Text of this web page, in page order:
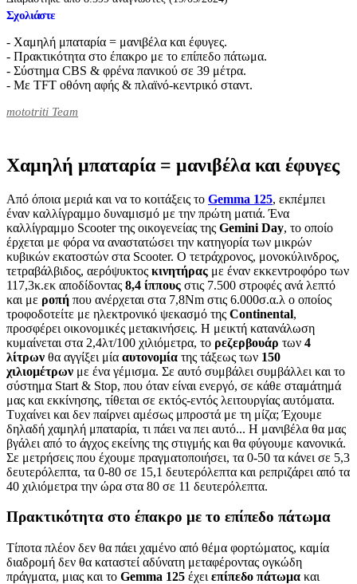
Σχολιάστε
- Χαμηλή μπαταρία = μανιβέλα και έφυγες.
- Πρακτικότητα στο έπακρο με το επίπεδο πάτωμα.
- Σύστημα CBS & φρένα πανικού σε 39 μέτρα.
- Με TFT οθόνη αφής & πλαϊνό-κεντρικό σταντ.
mototriti Team
Χαμηλή μπαταρία = μανιβέλα και έφυγες
Από όποια μεριά και να το κοιτάξεις το Gemma 125, εκπέμπει
έναν καλλίγραμμο δυναμισμό με την πρώτη ματιά. Ένα
καλλίγραμμο Scooter της οικογενείας της Gemini Day, το οποίο
έρχεται με φόρα να αναστατώσει την κατηγορία των μικρών
κυβικών εκατοστών στα Scooter. Ο τετράχρονος, μονοκύλινδρος,
τετραβάλβιδος, αερόψυκτος κινητήρας με έναν εκκεντροφόρο των
117,3κ.εκ αποδίδοντας 8,4 ίππους στις 7.500 στροφές ανά λεπτό
και με ροπή που ανέρχεται στα 7,8Nm στις 6.000σ.α.λ ο οποίος
τροφοδοτείτε με ηλεκτρονικό ψεκασμό της Continental,
προσφέρει οικονομικές μετακινήσεις. Η μεικτή κατανάλωση
κυμαίνεται στα 2,4λτ/100 χιλιόμετρα, το ρεζερβουάρ των 4
λίτρων θα αγγίξει μία αυτονομία της τάξεως των 150
χιλιομέτρων με ένα γέμισμα. Σε αυτό συμβάλει συμβάλλει και το
σύστημα Start & Stop, που όταν είναι ενεργό, σε κάθε σταμάτημά
μας και εκκίνησης, τίθεται σε εκτός-εντός λειτουργίας αυτόματα.
Τυχαίνει και δεν παίρνει αμέσως μπροστά με τη μίζα; Έχουμε
δηλαδή χαμηλή μπαταρία, τι πάει να πει αυτό... Η μανιβέλα θα μας
βγάλει από το άγχος εκείνης της στιγμής και θα φύγουμε κανονικά.
Σε μετρήσεις που έχουμε πραγματοποιήσει, τα 0-50 τα κάνει σε 5,3
δευτερόλεπτα, τα 0-80 σε 15,1 δευτερόλεπτα και ρεπριζάρει από τα
40 χιλιόμετρα την ώρα στα 80 σε 11 δευτερόλεπτα.
Πρακτικότητα στο έπακρο με το επίπεδο πάτωμα
Τίποτα πλέον δεν θα πάει χαμένο από θέμα φορτώματος, καμία
διαδρομή δεν θα καταστεί αδύνατη μεταφέροντας ογκώδη
πράγματα, μιας και το Gemma 125 έχει επίπεδο πάτωμα και